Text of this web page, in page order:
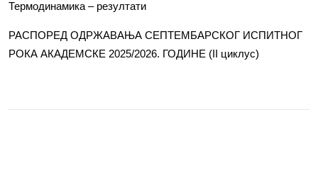
Термодинамика – резултати
РАСПОРЕД ОДРЖАВАЊА СЕПТЕМБАРСКОГ ИСПИТНОГ
РОКА АКАДЕМСКЕ 2025/2026. ГОДИНЕ (II циклус)